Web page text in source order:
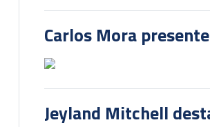
Carlos Mora
Jeyland Mitchell